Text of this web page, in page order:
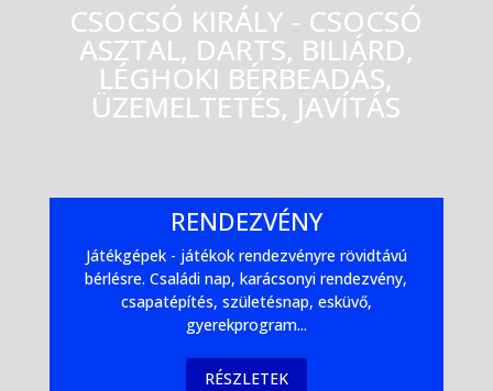
CSOCSÓ KIRÁLY - CSOCSÓ
ASZTAL, DARTS, BILIÁRD,
LÉGHOKI BÉRBEADÁS,
ÜZEMELTETÉS, JAVÍTÁS
RENDEZVÉNY
Játékgépek - játékok rendezvényre rövidtávú
bérlésre. Családi nap, karácsonyi rendezvény,
csapatépítés, születésnap, esküvő,
gyerekprogram...
RÉSZLETEK